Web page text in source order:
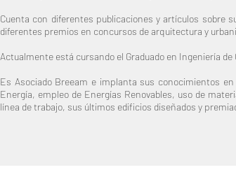
Cuenta con diferentes publicaciones y artículos sobre
diferentes premios en concursos de arquitectura y
Actualmente está cursando el Graduado en Ingeniería
Es Asociado Breeam e implanta sus conocimientos
Energía, empleo de Energías Renovables, uso de
línea de trabajo, sus últimos edificios diseñados y